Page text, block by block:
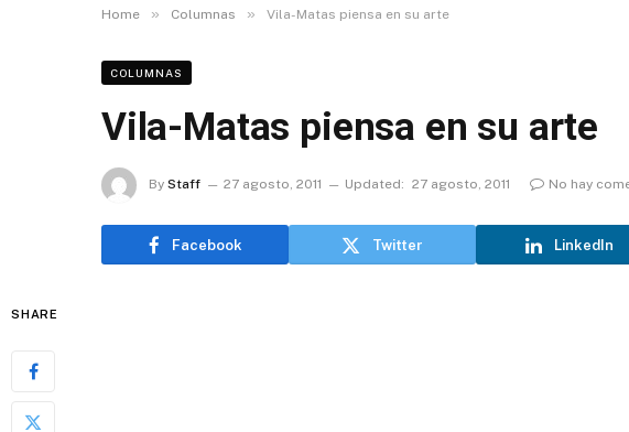
Home » Columnas » Vila-Matas piensa en su arte
COLUMNAS
Vila-Matas piensa en su arte
By Staff 27 agosto, 2011 Updated: 27 agosto, 2011 No hay
Facebook Twitter LinkedIn
SHARE